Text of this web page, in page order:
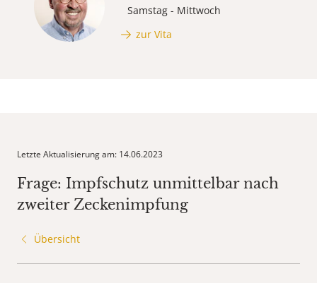
Samstag - Mittwoch
zur Vita
Letzte Aktualisierung am: 14.06.2023
Frage: Impfschutz unmittelbar nach
zweiter Zeckenimpfung
Übersicht